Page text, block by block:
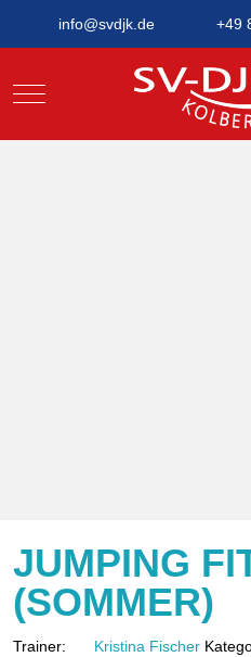
info@svdjk.de +49
Mobile Menu Toggle
JUMPING
(SOMMER)
Trainer: Kristina Fischer